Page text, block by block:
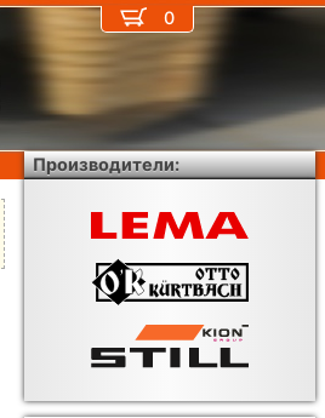
0
Производители: